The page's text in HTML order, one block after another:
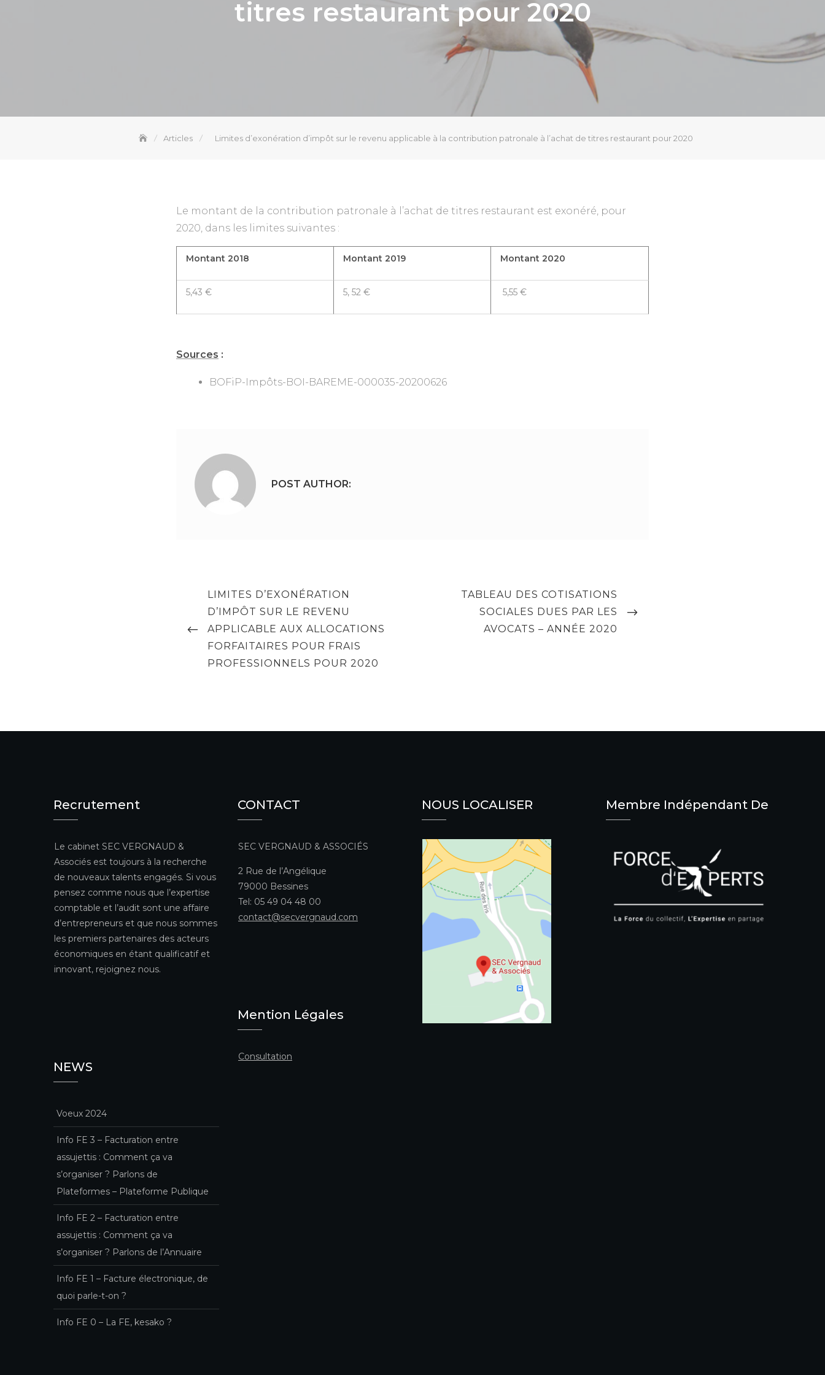
titres restaurant pour 2020
Articles Limites d’exonération d’impôt sur le revenu applicable à la contribution patronale à l’achat de titres restaurant pour 2020
Le montant de la contribution patronale à l’achat de titres restaurant est exonéré, pour
2020, dans les limites suivantes :
Montant 2018 Montant 2019 Montant 2020
5,43 € 5, 52 € 5,55 €
Sources :
BOFiP-Impôts-BOI-BAREME-000035-20200626
POST AUTHOR:
Navigation
l’article
PREVIOUS
POST
LIMITES D’EXONÉRATION
D’IMPÔT SUR LE REVENU
APPLICABLE AUX ALLOCATIONS
FORFAITAIRES POUR FRAIS
PROFESSIONNELS POUR 2020
NEXT
POST
TABLEAU DES COTISATIONS
SOCIALES DUES PAR LES
AVOCATS – ANNÉE 2020
Recrutement
Le cabinet SEC VERGNAUD &
Associés est toujours à la recherche
de nouveaux talents engagés. Si vous
pensez comme nous que l’expertise
comptable et l’audit sont une affaire
d’entrepreneurs et que nous sommes
les premiers partenaires des acteurs
économiques en étant qualificatif et
innovant, rejoignez nous.
NEWS
Voeux 2024
Info FE 3 – Facturation entre
assujettis : Comment ça va
s’organiser ? Parlons de
Plateformes – Plateforme Publique
Info FE 2 – Facturation entre
assujettis : Comment ça va
s’organiser ? Parlons de l’Annuaire
Info FE 1 – Facture électronique, de
quoi parle-t-on ?
Info FE 0 – La FE, kesako ?
CONTACT
SEC VERGNAUD & ASSOCIÉS
2 Rue de l’Angélique
79000 Bessines
Tel: 05 49 04 48 00
contact@secvergnaud.com
Mention Légales
Consultation
NOUS LOCALISER Membre Indépendant De